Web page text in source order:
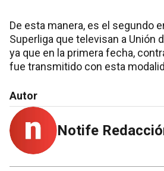
De esta manera, es el segundo
Superliga que televisan a Unión
ya que en la primera fecha,
fue transmitido con esta
Autor
Notife